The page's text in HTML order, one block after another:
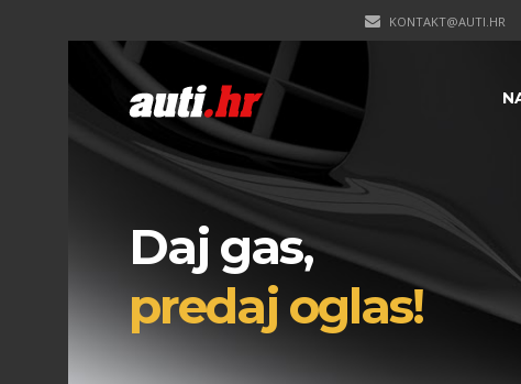
KONTAKT@AUTI.HR
Daj gas,
predaj oglas!